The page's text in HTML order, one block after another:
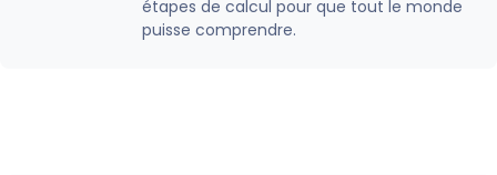
étapes de calcul pour que tout le monde
puisse comprendre.